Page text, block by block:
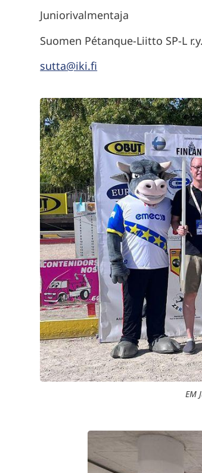
Juniorivalmentaja
Suomen Pétanque-Liitto SP-L r.y.
sutta@iki.fi
EM